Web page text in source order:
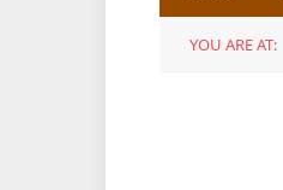
YOU ARE AT: